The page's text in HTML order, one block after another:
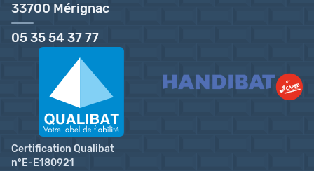
33700 Mérignac
05 35 54 37 77
Certification Qualibat
n°E-E180921